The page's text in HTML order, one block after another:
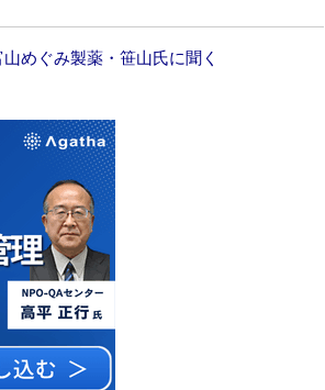
めぐみ製薬・笹山氏に聞く